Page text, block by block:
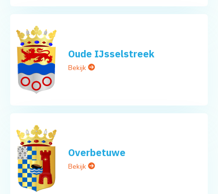
Oude IJsselstreek
Bekijk
Overbetuwe
Bekijk